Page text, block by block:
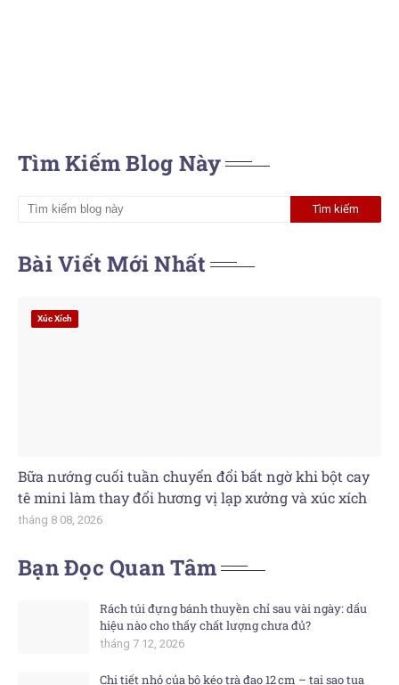
Tìm Kiếm Blog Này
Bài Viết Mới Nhất
Xúc Xích
Bữa nướng cuối tuần chuyển đổi bất ngờ khi bột cay
tê mini làm thay đổi hương vị lạp xưởng và xúc xích
tháng 8 08, 2026
Bạn Đọc Quan Tâm
Rách túi đựng bánh thuyền chỉ sau vài ngày: dấu
hiệu nào cho thấy chất lượng chưa đủ?
tháng 7 12, 2026
Chi tiết nhỏ của bộ kéo trà đạo 12 cm – tại sao tua